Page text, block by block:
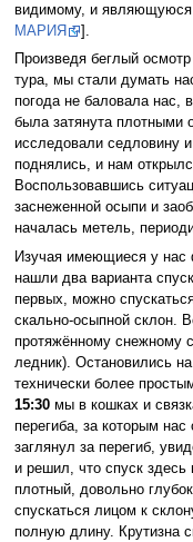
видимому, и
МАРИЯ
].
Произведя беглый
тура, мы стали думать
погода не баловала нас,
была затянута плотными
исследовали седловину
поднялись, и нам
Воспользовавшись
заснеженной осыпи и
началась метель,
Изучая имеющиеся у
нашли два варианта
первых, можно
скально-осыпной склон.
протяжённому снежному
ледник). Остановились
технически более
15:30мы в кошках и
перегиба, за которым
заглянул за перегиб,
и решил, что спуск
плотный, довольно
спускаться лицом к
полную длину. Крутизна